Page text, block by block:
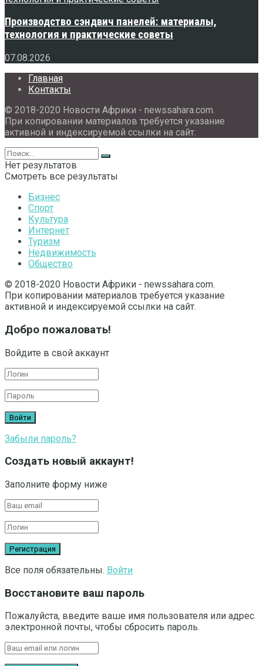
Производство сэндвич панелей: материалы,
технология и практические советы
07.08.2026
Главная
Контакты
© 2018-2020 Новости Африки - newssahara.com.
При копировании материалов требуется указание
активной и индексируемой ссылки на сайт.
Нет результатов
Смотреть все результаты
Бизнес
Спорт
Культура
Интернет
Туризм
Недвижимость
Общество
© 2018-2020 Новости Африки - newssahara.com.
При копировании материалов требуется указание
активной и индексируемой ссылки на сайт.
Добро пожаловать!
Войдите в свой аккаунт
Забыли пароль?
Создать новый аккаунт!
Заполните форму ниже
Все поля обязательны. Войти
Восстановите ваш пароль
Пожалуйста, введите ваше имя пользователя или адрес
электронной почты, чтобы сбросить пароль.